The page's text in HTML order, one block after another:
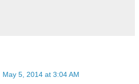
May 5, 2014 at 3:04 AM